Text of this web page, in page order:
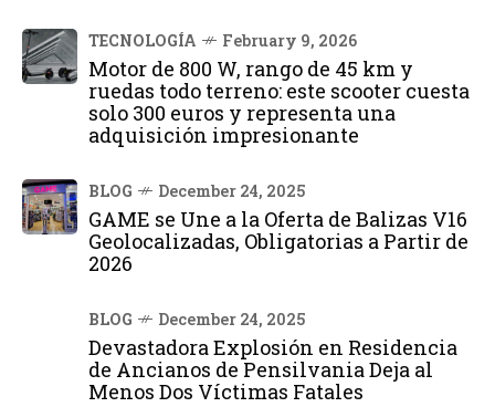
TECNOLOGÍA February 9, 2026
Motor de 800 W, rango de 45 km y
ruedas todo terreno: este scooter cuesta
solo 300 euros y representa una
adquisición impresionante
BLOG December 24, 2025
GAME se Une a la Oferta de Balizas V16
Geolocalizadas, Obligatorias a Partir de
2026
BLOG December 24, 2025
Devastadora Explosión en Residencia
de Ancianos de Pensilvania Deja al
Menos Dos Víctimas Fatales